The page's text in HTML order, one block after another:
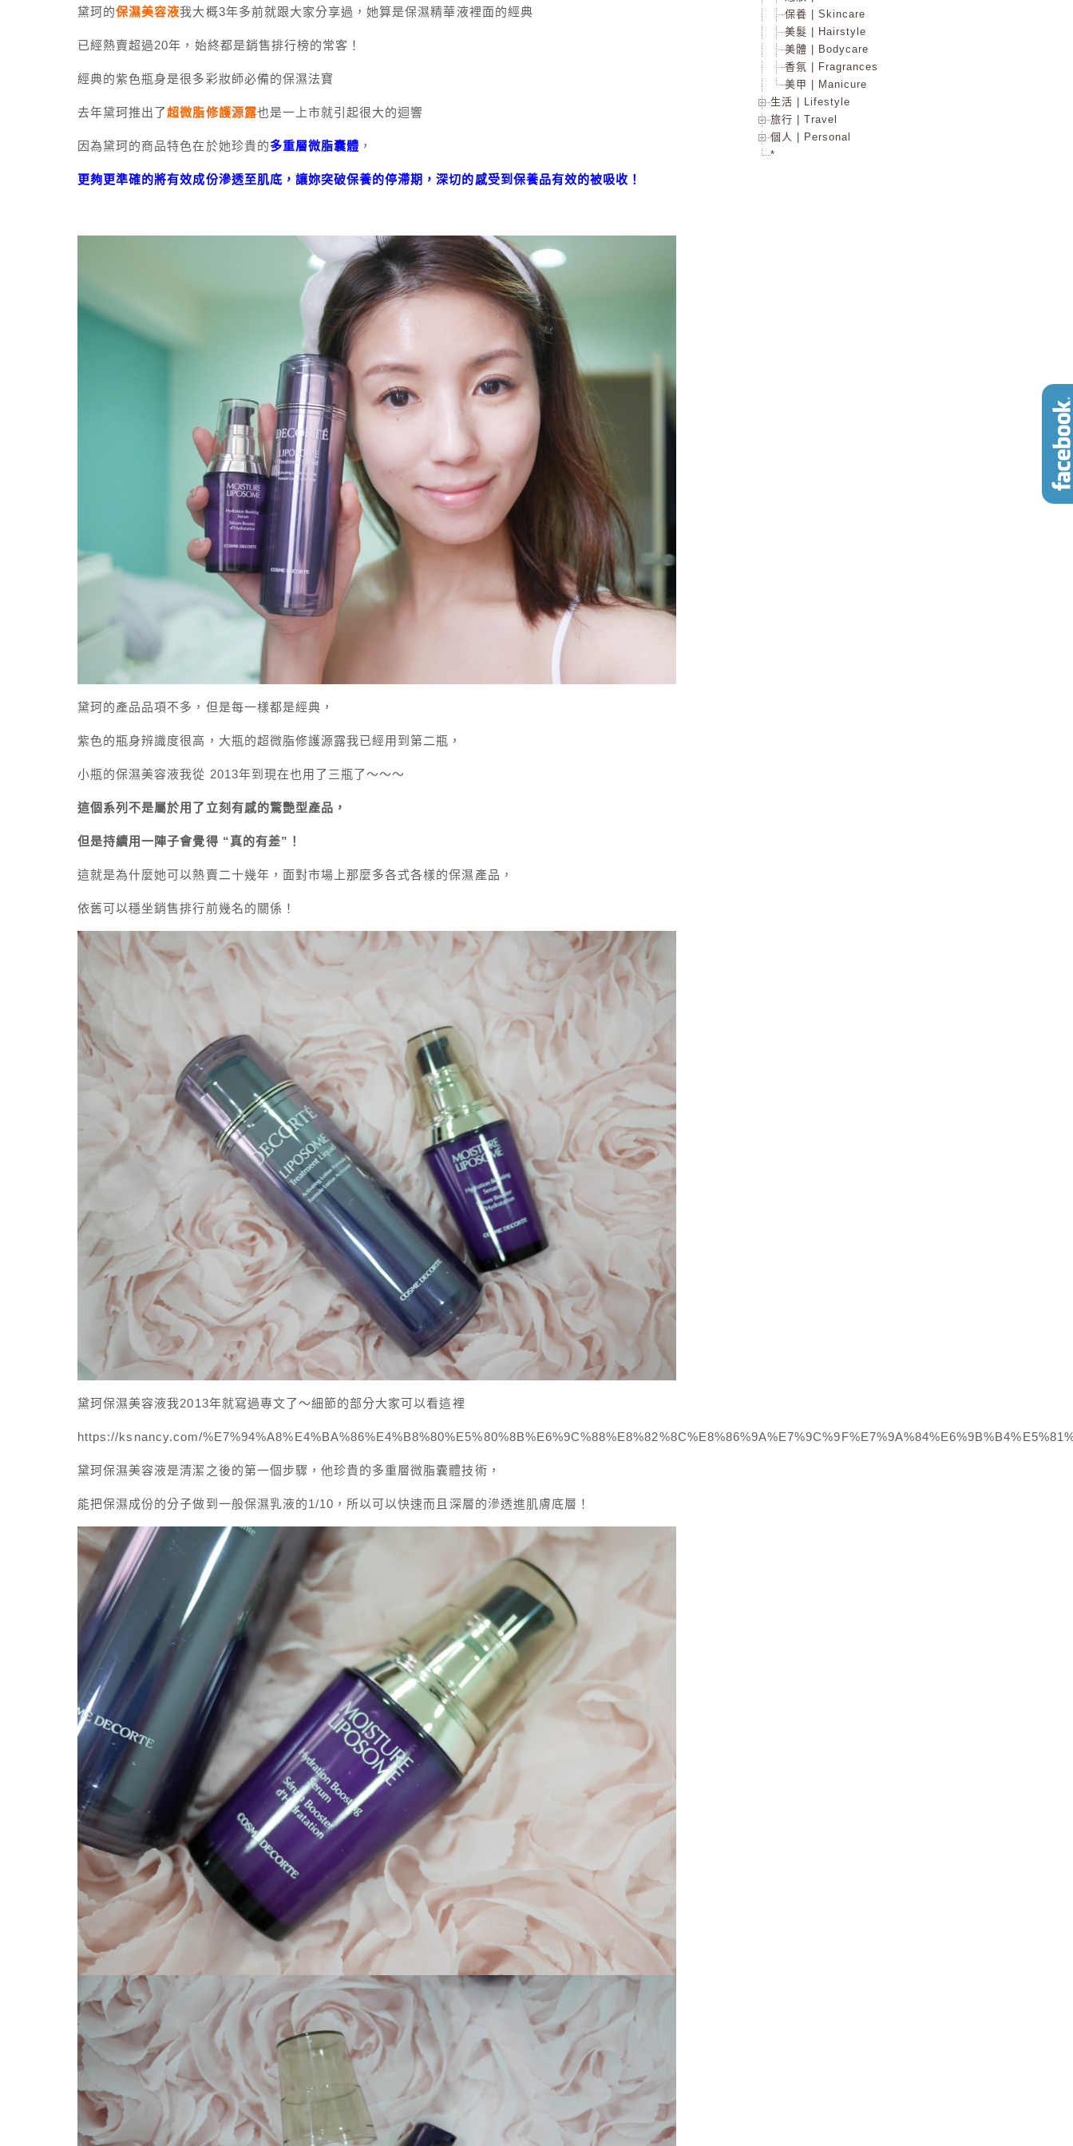
黛珂的保濕美容液我大概3年多前就跟大家分享過，她算是保濕精華液裡面的經典
已經熱賣超過20年，始終都是銷售排行榜的常客！
經典的紫色瓶身是很多彩妝師必備的保濕法寶
去年黛珂推出了超微脂修護源露也是一上市就引起很大的迴響
因為黛珂的商品特色在於她珍貴的多重層微脂囊體 ，
更夠更準確的將有效成份滲透至肌底，讓妳突破保養的停滯期，深切的感受到保養品有效的被吸收！
黛珂的產品品項不多，但是每一樣都是經典，
紫色的瓶身辨識度很高，大瓶的超微脂修護源露我已經用到第二瓶，
小瓶的保濕美容液我從 2013年到現在也用了三瓶了～～～
這個系列不是屬於用了立刻有感的驚艷型產品，
但是持續用一陣子會覺得 “真的有差”！
這就是為什麼她可以熱賣二十幾年，面對市場上那麼多各式各樣的保濕產品，
依舊可以穩坐銷售排行前幾名的關係！
黛珂保濕美容液我2013年就寫過專文了～細節的部分大家可以看這裡
https://ksnancy.com/
黛珂保濕美容液是清潔之後的第一個步驟，他珍貴的多重層微脂囊體技術，
能把保濕成份的分子做到一般保濕乳液的1/10，所以可以快速而且深層的滲透進肌膚底層！
保養 | Skincare
美髮 | Hairstyle
美體 | Bodycare
香氛 | Fragrances
美甲 | Manicure
生活 | Lifestyle
旅行 | Travel
個人 | Personal
*